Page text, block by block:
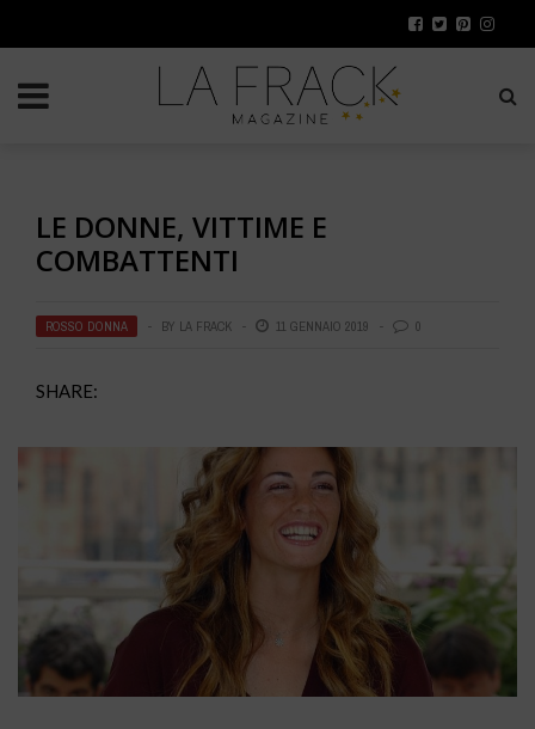
LE DONNE, VITTIME E
COMBATTENTI
ROSSO DONNA BY LA FRACK 11 GENNAIO 2019 0
SHARE: